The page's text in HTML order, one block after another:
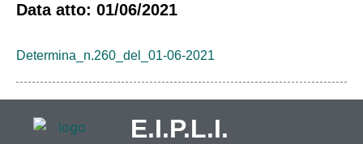
Data atto: 01/06/2021
Determina_n.260_del_01-06-2021
E.I.P.L.I.